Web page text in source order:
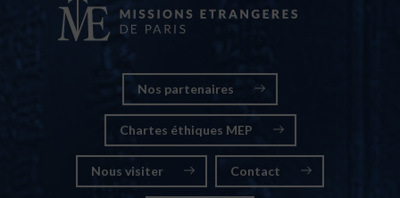
Nos partenaires
Chartes éthiques MEP
Nous visiter Contact